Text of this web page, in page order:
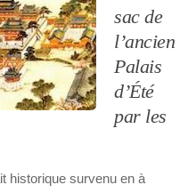
sac de
l’ancien
Palais
d’Été
par les
historique survenu en à